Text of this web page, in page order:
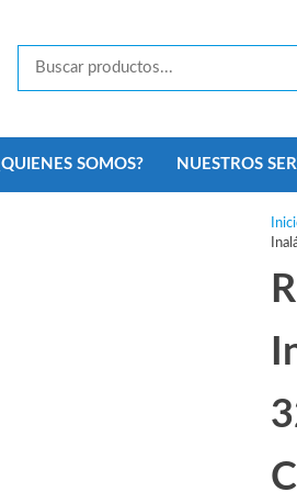
Security
Monterrey
SOMOS? NUESTROS